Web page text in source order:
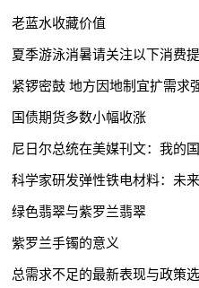
老蓝水收藏价值
夏季游泳消暑请关注以下消费
紧锣密鼓 地方因地制宜扩需求
国债期货多数小幅收涨
尼日尔总统在美媒刊文：我的
科学家研发弹性铁电材料：未
绿色翡翠与紫罗兰翡翠
紫罗兰手镯的意义
总需求不足的最新表现与政策